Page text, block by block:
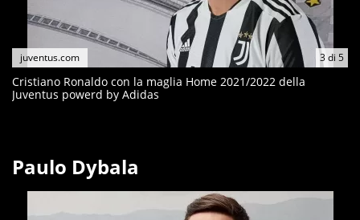
3di 5
juventus.com
Cristiano Ronaldo con la maglia Home 2021/2022 della
Juventus powerd by Adidas
Paulo Dybala